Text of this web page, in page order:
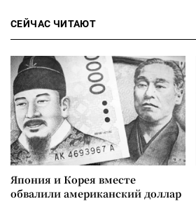
СЕЙЧАС ЧИТАЮТ
Япония и Корея вместе
обвалили американский доллар